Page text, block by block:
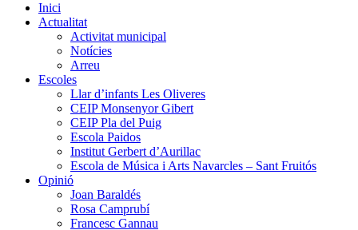
Inici
Actualitat
Activitat municipal
Notícies
Arreu
Escoles
Llar d’infants Les Oliveres
CEIP Monsenyor Gibert
CEIP Pla del Puig
Escola Paidos
Institut Gerbert d’Aurillac
Escola de Música i Arts Navarcles – Sant Fruitós
Opinió
Joan Baraldés
Rosa Camprubí
Francesc Gannau